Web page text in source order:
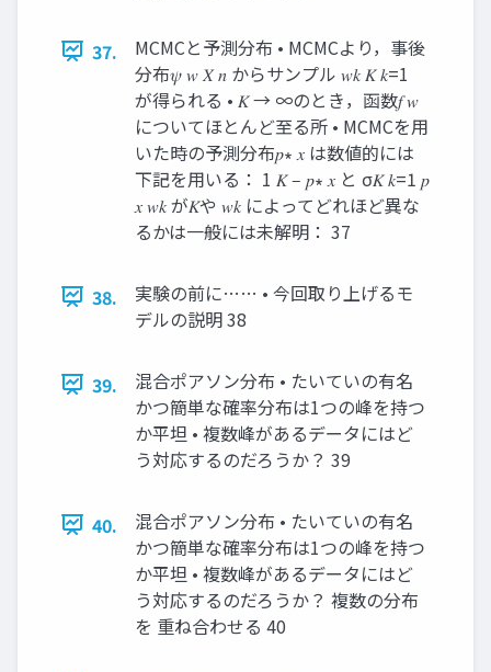
37.
MCMCと予測分布 • MCMCより，事後
分布𝜓 𝑤 𝑋 𝑛 からサンプル 𝑤𝑘 𝐾 𝑘=1
が得られる • 𝐾 → ∞のとき，函数𝑓 𝑤
についてほとんど至る所 • MCMCを用
いた時の予測分布𝑝∗ 𝑥 は数値的には
下記を用いる： 1 𝐾 ‒ 𝑝∗ 𝑥 と σ𝐾 𝑘=1 𝑝
𝑥 𝑤𝑘 が𝐾や 𝑤𝑘 によってどれほど異な
るかは一般には未解明： 37
38.
実験の前に…… • 今回取り上げるモ
デルの説明 38
39.
混合ポアソン分布 • たいていの有名
かつ簡単な確率分布は1つの峰を持つ
か平坦 • 複数峰があるデータにはど
う対応するのだろうか？ 39
40.
混合ポアソン分布 • たいていの有名
かつ簡単な確率分布は1つの峰を持つ
か平坦 • 複数峰があるデータにはど
う対応するのだろうか？ 複数の分布
を 重ね合わせる 40